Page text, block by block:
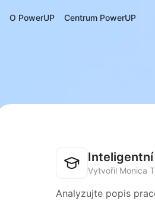
O PowerUP Centrum PowerUP
Vytvořil Monica
Analyzujte popis